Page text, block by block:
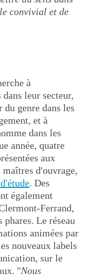
convivial et de
à
leur secteur,
genre dans les
et à
dans les
année, quatre
aux
maîtres d'ouvrage,
. Des
également
Ferrand,
Le réseau
animées par
nouveaux labels
sur le
"Nous